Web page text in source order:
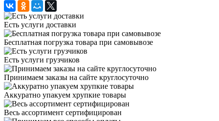
Есть услуги доставки
Бесплатная погрузка товара при самовывозе
Есть услуги грузчиков
Принимаем заказы на сайте круглосуточно
Аккуратно упакуем хрупкие товары
Весь ассортимент сертифицирован